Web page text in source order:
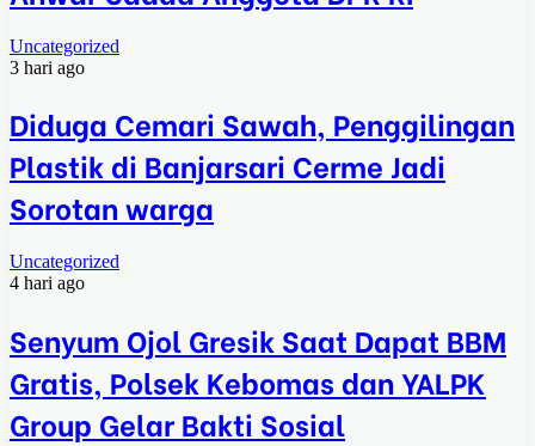
Uncategorized
3 hari ago
Diduga Cemari Sawah, Penggilingan
Plastik di Banjarsari Cerme Jadi
Sorotan warga
Uncategorized
4 hari ago
Senyum Ojol Gresik Saat Dapat BBM
Gratis, Polsek Kebomas dan YALPK
Group Gelar Bakti Sosial